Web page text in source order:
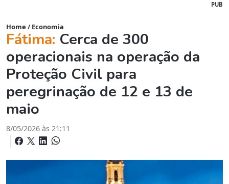
PUB
Home / Economia
Fátima: Cerca de 300
operacionais na operação da
Proteção Civil para
peregrinação de 12 e 13 de
maio
8/05/2026 às 21:11